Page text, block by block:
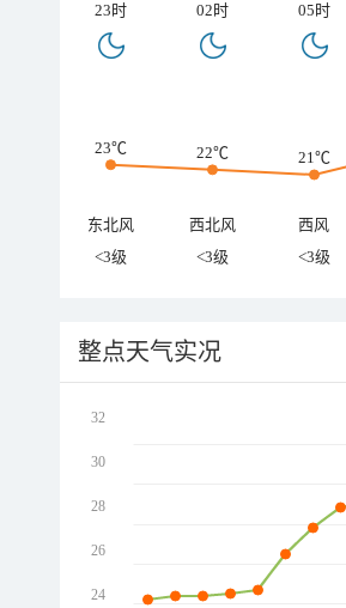
23时 02时 05时
23℃ 22℃ 21℃
东北风 西北风 西风
<3级
<3级 <3级
整点天气实况
32
30
28
26
24